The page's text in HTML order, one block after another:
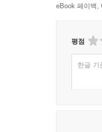
eBook 페이백,
평점
한글 기